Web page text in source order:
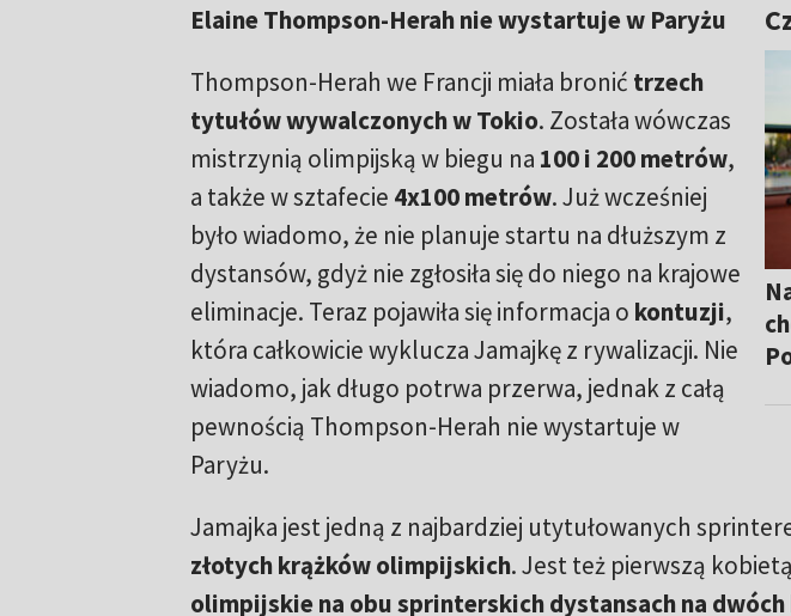
Elaine Thompson-Herah nie wystartuje w Paryżu
Thompson-Herah we Francji miała bronić trzech
tytułów wywalczonych w Tokio. Została wówczas
mistrzynią olimpijską w biegu na 100 i 200 metrów,
a także w sztafecie 4x100 metrów. Już wcześniej
było wiadomo, że nie planuje startu na dłuższym z
dystansów, gdyż nie zgłosiła się do niego na krajowe
eliminacje. Teraz pojawiła się informacja o kontuzji,
która całkowicie wyklucza Jamajkę z rywalizacji. Nie
wiadomo, jak długo potrwa przerwa, jednak z całą
pewnością Thompson-Herah nie wystartuje w
Paryżu.
Jamajka jest jedną z najbardziej utytułowanych
złotych krążków olimpijskich. Jest też pierwszą
olimpijskie na obu sprinterskich dystansach na